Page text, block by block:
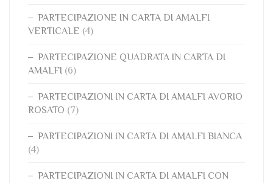
PARTECIPAZIONE IN CARTA DI AMALFI
VERTICALE (4)
PARTECIPAZIONE QUADRATA IN CARTA DI
AMALFI (6)
PARTECIPAZIONI IN CARTA DI AMALFI AVORIO
ROSATO (7)
PARTECIPAZIONI IN CARTA DI AMALFI BIANCA
(4)
PARTECIPAZIONI IN CARTA DI AMALFI CON